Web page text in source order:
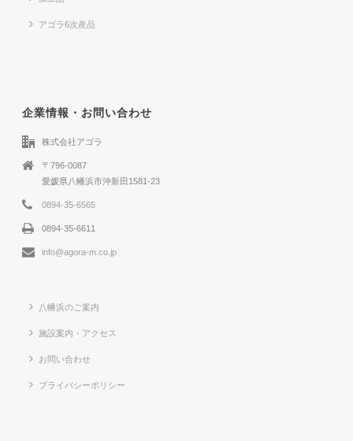
アゴラ6次産品
企業情報・お問い合わせ
株式会社アゴラ
〒796-0087
愛媛県八幡浜市沖新田1581-23
0894-35-6565
0894-35-6611
info@agora-m.co.jp
八幡浜のご案内
施設案内・アクセス
お問い合わせ
プライバシーポリシー